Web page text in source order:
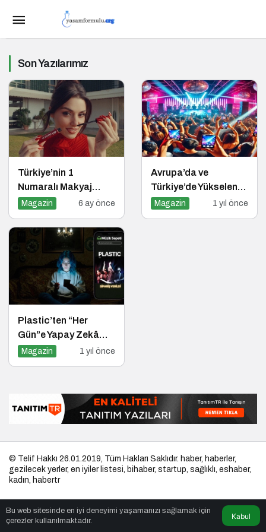
Son Yazılarımız
Türkiye’nin 1
Numaralı Makyaj
Markası Flormar’ın
Yüzü “Hande Erçel” ile
ilk lansmanı: “Volume
Up Mascara”
Magazin 6 ay önce
Avrupa’da ve
Türkiye’de Yükselen
Trend: Telefonsuz
Magazin 1 yıl önce
Plastic’ten “Her
Gün”e Yapay Zekâ
Destekli Müzik
Magazin 1 yıl önce
Bu web sitesinde en iyi deneyimi yaşamanızı sağlamak için
çerezler kullanılmaktadır.
Kabul
© Telif Hakkı 26.01.2019, Tüm Hakları Saklıdır. haber, haberler,
gezilecek yerler, en iyiler listesi, bihaber, startup, sağlıklı, eshaber,
kadın, habertr